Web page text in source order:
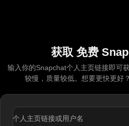
获取 免费
输入你的Snapchat个人主页链接即可
较慢，质量较低。想要更快更好
个人主页链接或用户名